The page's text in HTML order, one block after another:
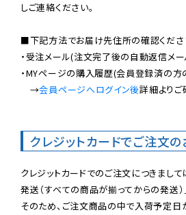
しご連絡ください。
■下記方法でお届け先住所の確認くださ
・受注メール(注文完了後の自動返信メ
・MYページの購入履歴(会員登録済の方
→会員ページへログイン後詳細よりご
クレジットカードでご注文
クレジットカードでのご注文につきまし
発送（すべての商品が揃ってからの発送）
そのため、ご注文商品の中で入荷予定